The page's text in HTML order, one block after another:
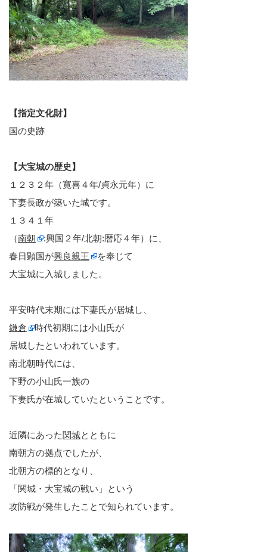
【指定文化財】
国の史跡
【大宝城の歴史】
１２３２年（寛喜４年/貞永元年）に
下妻長政が築いた城です。
１３４１年
（南朝
:興国２年/北朝:暦応４年）に、
春日顕国が興良親王
を奉じて
大宝城に入城しました。
平安時代末期には下妻氏が居城し、
鎌倉
時代初期には小山氏が
居城したといわれています。
南北朝時代には、
下野の小山氏一族の
下妻氏が在城していたということです。
近隣にあった関城とともに
南朝方の拠点でしたが、
北朝方の標的となり、
「関城・大宝城の戦い」という
攻防戦が発生したことで知られています。